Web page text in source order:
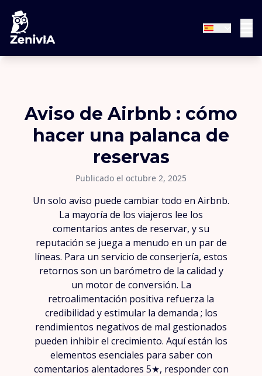
Aviso de Airbnb : cómo
hacer una palanca de
reservas
Publicado el octubre 2, 2025
Un solo aviso puede cambiar todo en Airbnb.
La mayoría de los viajeros lee los
comentarios antes de reservar, y su
reputación se juega a menudo en un par de
líneas. Para un servicio de conserjería, estos
retornos son un barómetro de la calidad y
un motor de conversión. La
retroalimentación positiva refuerza la
credibilidad y estimular la demanda ; los
rendimientos negativos de mal gestionados
pueden inhibir el crecimiento. Aquí están los
elementos esenciales para saber con
comentarios alentadores 5★, responder con